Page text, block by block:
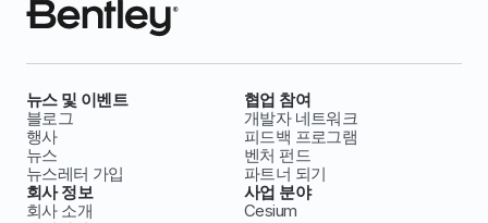
뉴스 및 이벤트
블로그
행사
뉴스
뉴스레터 가입
협업 참여
개발자 네트워크
피드백 프로그램
벤처 펀드
파트너 되기
회사 정보
회사 소개
사업 분야
Cesium